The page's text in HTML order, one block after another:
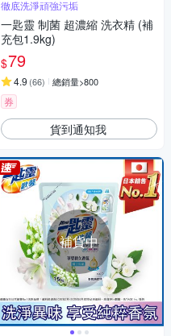
徹底洗淨頑強污垢
一匙靈 制菌 超濃縮 洗衣精 (補
充包1.9kg)
$79
4.9 (66) 總銷量>800
券
貨到通知我
補貨中